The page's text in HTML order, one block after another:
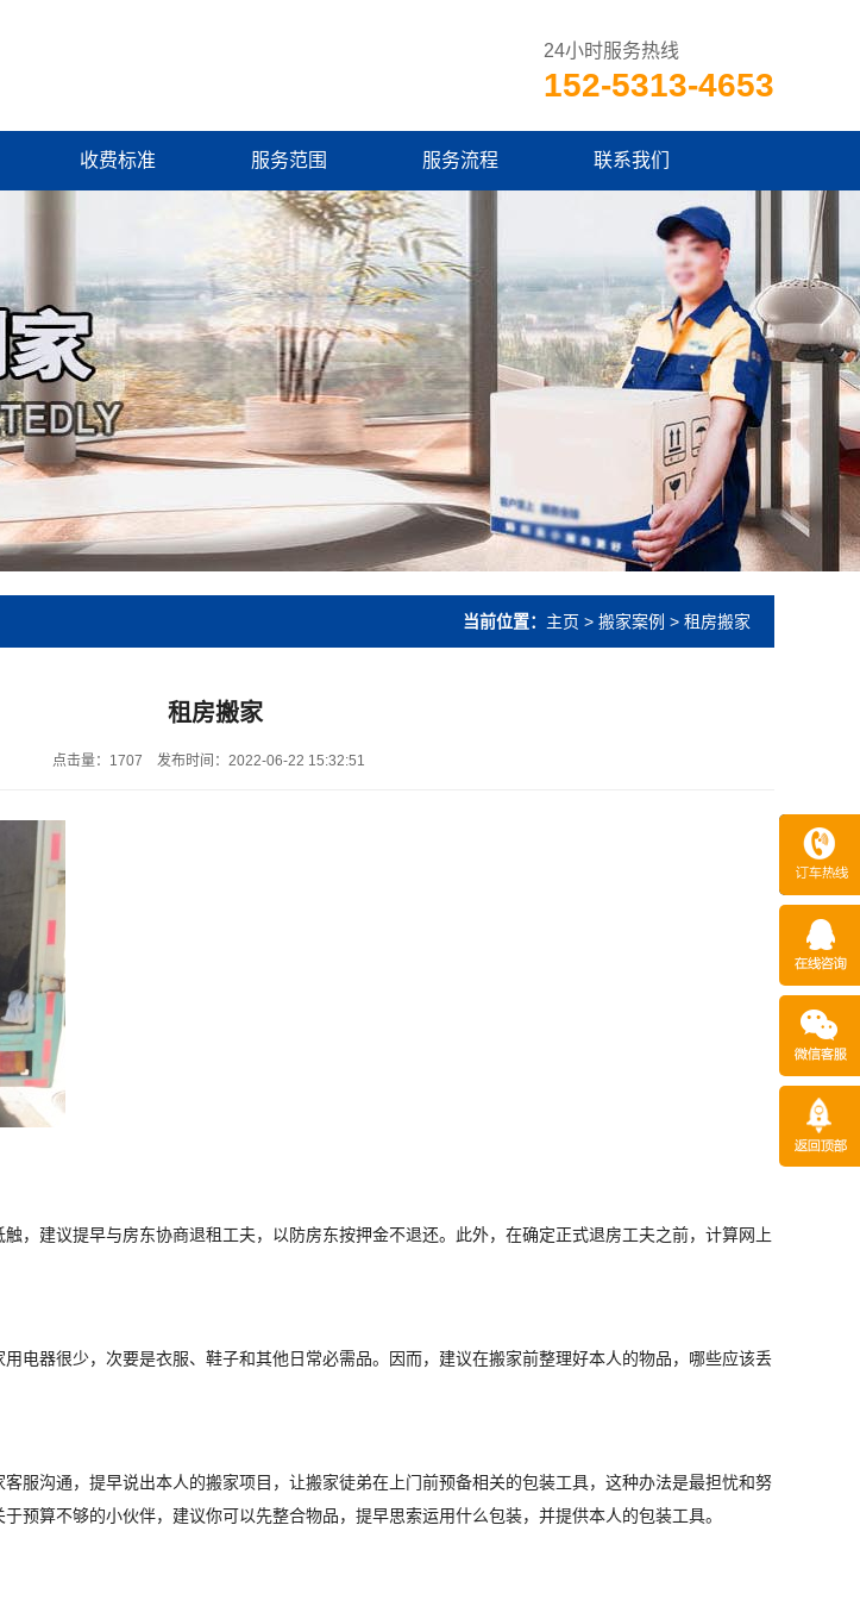
24小时服务热线
152-5313-4653
收费标准 服务范围 服务流程 联系我们
当前位置： 主页 > 搬家案例 > 租房搬家
租房搬家
点击量：1707 发布时间：2022-06-22 15:32:51
，建议提早与房东协商退租工夫，以防房东按押金不退还。此外，在确定正式退房工夫之前，计算网上
电器很少，次要是衣服、鞋子和其他日常必需品。因而，建议在搬家前整理好本人的物品，哪些应该丢
服沟通，提早说出本人的搬家项目，让搬家徒弟在上门前预备相关的包装工具，这种办法是最担忧和努
预算不够的小伙伴，建议你可以先整合物品，提早思索运用什么包装，并提供本人的包装工具。